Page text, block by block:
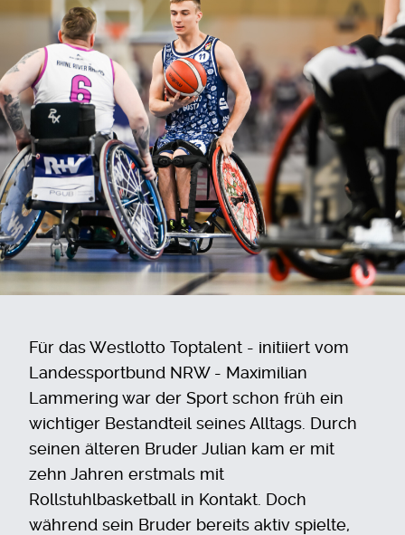
Für das Westlotto Toptalent - initiiert vom
Landessportbund NRW - Maximilian
Lammering war der Sport schon früh ein
wichtiger Bestandteil seines Alltags. Durch
seinen älteren Bruder Julian kam er mit
zehn Jahren erstmals mit
Rollstuhlbasketball in Kontakt. Doch
während sein Bruder bereits aktiv spielte,